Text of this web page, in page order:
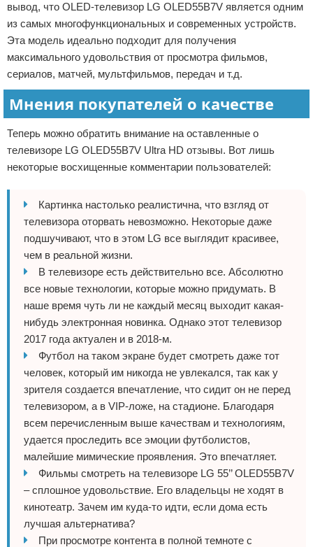
вывод, что OLED-телевизор LG OLED55B7V является одним
из самых многофункциональных и современных устройств.
Эта модель идеально подходит для получения
максимального удовольствия от просмотра фильмов,
сериалов, матчей, мультфильмов, передач и т.д.
Мнения покупателей о качестве
Теперь можно обратить внимание на оставленные о
телевизоре LG OLED55B7V Ultra HD отзывы. Вот лишь
некоторые восхищенные комментарии пользователей:
Картинка настолько реалистична, что взгляд от
телевизора оторвать невозможно. Некоторые даже
подшучивают, что в этом LG все выглядит красивее,
чем в реальной жизни.
В телевизоре есть действительно все. Абсолютно
все новые технологии, которые можно придумать. В
наше время чуть ли не каждый месяц выходит какая-
нибудь электронная новинка. Однако этот телевизор
2017 года актуален и в 2018-м.
Футбол на таком экране будет смотреть даже тот
человек, который им никогда не увлекался, так как у
зрителя создается впечатление, что сидит он не перед
телевизором, а в VIP-ложе, на стадионе. Благодаря
всем перечисленным выше качествам и технологиям,
удается проследить все эмоции футболистов,
малейшие мимические проявления. Это впечатляет.
Фильмы смотреть на телевизоре LG 55’’ OLED55B7V
– сплошное удовольствие. Его владельцы не ходят в
кинотеатр. Зачем им куда-то идти, если дома есть
лучшая альтернатива?
При просмотре контента в полной темноте с